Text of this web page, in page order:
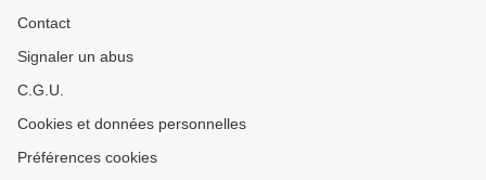
Contact
Signaler un abus
C.G.U.
Cookies et données personnelles
Préférences cookies